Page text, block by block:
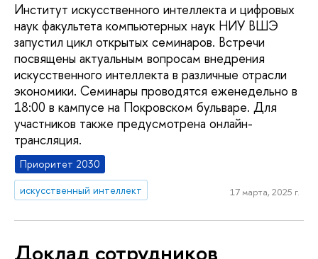
Институт искусственного интеллекта и цифровых
наук факультета компьютерных наук НИУ ВШЭ
запустил цикл открытых семинаров. Встречи
посвящены актуальным вопросам внедрения
искусственного интеллекта в различные отрасли
экономики. Семинары проводятся еженедельно в
18:00 в кампусе на Покровском бульваре. Для
участников также предусмотрена онлайн-
трансляция.
Приоритет 2030
искусственный интеллект
17 марта, 2025 г.
Доклад сотрудников